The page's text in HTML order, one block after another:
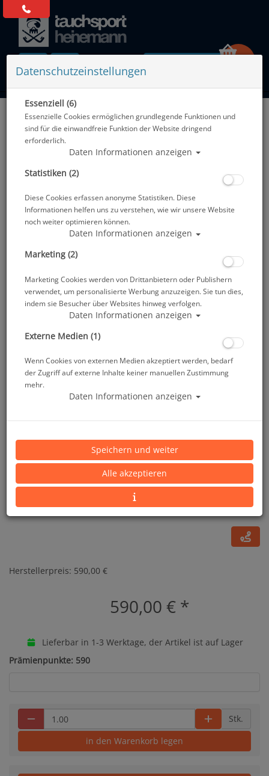
Alle Artikel zeigen aus: Zubehör
Nauticam Sony E Mount - 7 Zoll acrylic dome port
Artikelnr.: na-36129
Herstellerpreis: 590,00 €
590,00 € *
Lieferbar in 1-3 Werktage, der Artikel ist auf Lager
Prämienpunkte: 590
Stk.
in den Warenkorb legen
Datenschutzeinstellungen
Essenziell (6)
Essenzielle Cookies ermöglichen grundlegende Funktionen und
sind für die einwandfreie Funktion der Website dringend
erforderlich.
Daten Informationen anzeigen
Statistiken (2)
Diese Cookies erfassen anonyme Statistiken. Diese
Informationen helfen uns zu verstehen, wie wir unsere Website
noch weiter optimieren können.
Daten Informationen anzeigen
Marketing (2)
Marketing Cookies werden von Drittanbietern oder Publishern
verwendet, um personalisierte Werbung anzuzeigen. Sie tun dies,
indem sie Besucher über Websites hinweg verfolgen.
Daten Informationen anzeigen
Externe Medien (1)
Wenn Cookies von externen Medien akzeptiert werden, bedarf
der Zugriff auf externe Inhalte keiner manuellen Zustimmung
mehr.
Daten Informationen anzeigen
Speichern und weiter
Alle akzeptieren